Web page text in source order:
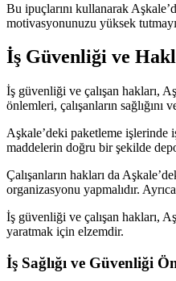
Bu ipuçlarını kullanarak
motivasyonunuzu yüksek
İş Güvenliği ve
İş güvenliği ve çalışan hakları,
önlemleri, çalışanların
Aşkale’deki paketleme işlerinde
maddelerin doğru bir şekilde
Çalışanların hakları da
organizasyonu yapmalıdır.
İş güvenliği ve çalışan hakları,
yaratmak için elzemdir.
İş Sağlığı ve Güvenliği